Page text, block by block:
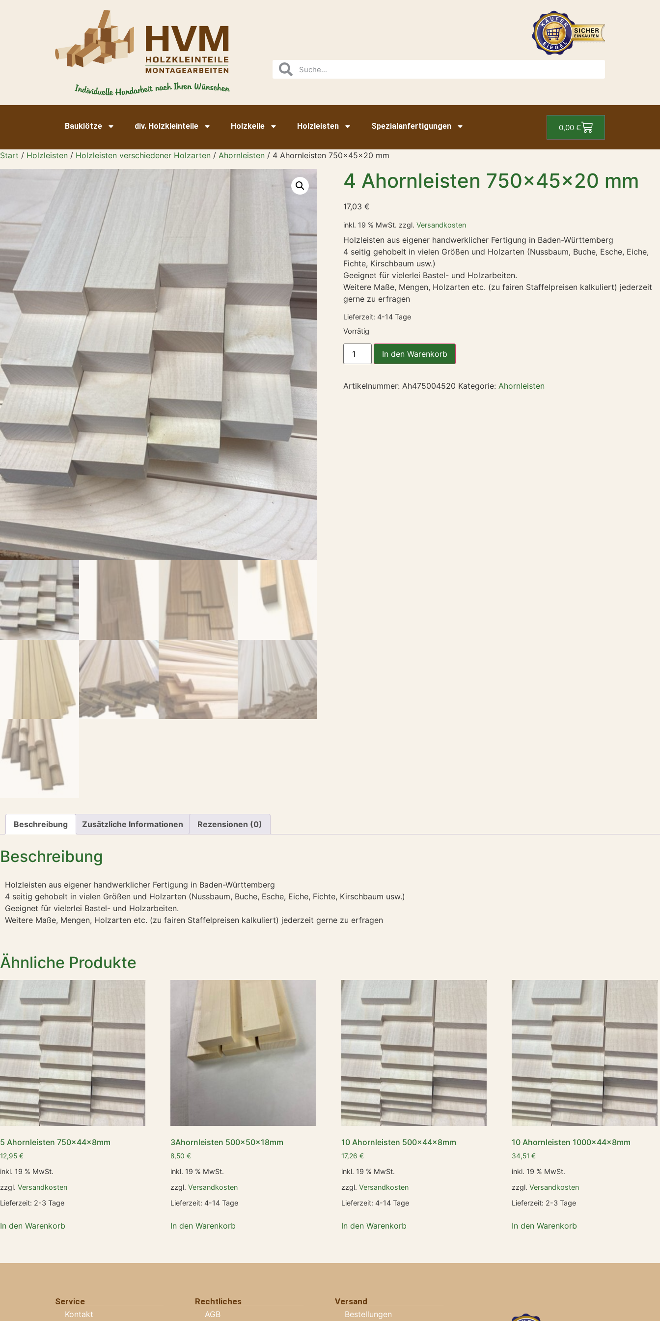
Bauklötze div. Holzkleinteile Holzkeile Holzleisten Spezialanfertigungen 0,00 €
Start / Holzleisten / Holzleisten verschiedener Holzarten / Ahornleisten / 4 Ahornleisten 750x45x20 mm
4 Ahornleisten 750x45x20 mm
17,03 €
inkl. 19 % MwSt. zzgl. Versandkosten
Holzleisten aus eigener handwerklicher Fertigung in Baden-Württemberg
4 seitig gehobelt in vielen Größen und Holzarten (Nussbaum, Buche, Esche, Eiche,
Fichte, Kirschbaum usw.)
Geeignet für vielerlei Bastel- und Holzarbeiten.
Weitere Maße, Mengen, Holzarten etc. (zu fairen Staffelpreisen kalkuliert) jederzeit
gerne zu erfragen
Lieferzeit: 4-14 Tage
Vorrätig
In den Warenkorb
Artikelnummer: Ah475004520 Kategorie: Ahornleisten
Beschreibung Zusätzliche Informationen Rezensionen (0)
Beschreibung
Holzleisten aus eigener handwerklicher Fertigung in Baden-Württemberg
4 seitig gehobelt in vielen Größen und Holzarten (Nussbaum, Buche, Esche, Eiche, Fichte, Kirschbaum usw.)
Geeignet für vielerlei Bastel- und Holzarbeiten.
Weitere Maße, Mengen, Holzarten etc. (zu fairen Staffelpreisen kalkuliert) jederzeit gerne zu erfragen
Ähnliche Produkte
5 Ahornleisten 750x44x8mm
12,95 €
inkl. 19 % MwSt.
zzgl. Versandkosten
Lieferzeit: 2-3 Tage
In den Warenkorb
3Ahornleisten 500x50x18mm
8,50€
inkl. 19 % MwSt.
zzgl.Versandkosten
Lieferzeit:4-14 Tage
In den Warenkorb
10 Ahornleisten 500x44x8mm
17,26 €
inkl. 19 % MwSt.
zzgl. Versandkosten
Lieferzeit: 4-14 Tage
In den Warenkorb
10 Ahornleisten 1000x44x8mm
34,51€
inkl. 19 % MwSt.
zzgl.Versandkosten
Lieferzeit: 2-3 Tage
In den Warenkorb
Service
Kontakt
Rechtliches
AGB
Versand
Bestellungen